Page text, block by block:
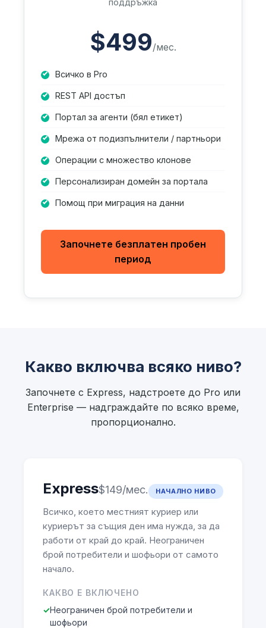
поддръжка
$499/мес.
Всичко в Pro
REST API достъп
Портал за агенти (бял етикет)
Мрежа от подизпълнители / партньори
Операции с множество клонове
Персонализиран домейн за портала
Помощ при миграция на данни
Започнете безплатен пробен
период
Какво включва всяко ниво?
Започнете с Express, надстроете до Pro или
Enterprise — надграждайте по всяко време,
пропорционално.
Express$149/мес. НАЧАЛНО НИВО
Всичко, което местният куриер или
куриерът за същия ден има нужда, за да
работи от край до край. Неограничен
брой потребители и шофьори от самото
начало.
КАКВО Е ВКЛЮЧЕНО
Неограничен брой потребители и
шофьори